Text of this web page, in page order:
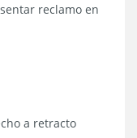
reclamo en
a retracto